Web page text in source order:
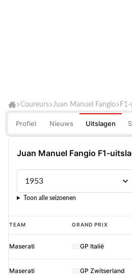
Coureurs Juan Manuel Fangio F1-
Profiel Nieuws Uitslagen
Juan Manuel Fangio F1-
Toon alle seizoenen
Juan
Manuel
Fangio
F1-
TEAM GRAND PRIX
Maserati GP Italië
Maserati GP Zwitserland